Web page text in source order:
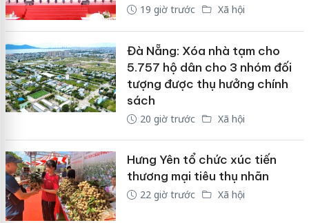
19 giờ trước Xã hội
Đà Nẵng: Xóa nhà tạm cho
5.757 hộ dân cho 3 nhóm đối
tượng được thụ hưởng chính
sách
20 giờ trước Xã hội
Hưng Yên tổ chức xúc tiến
thương mại tiêu thụ nhãn
22 giờ trước Xã hội